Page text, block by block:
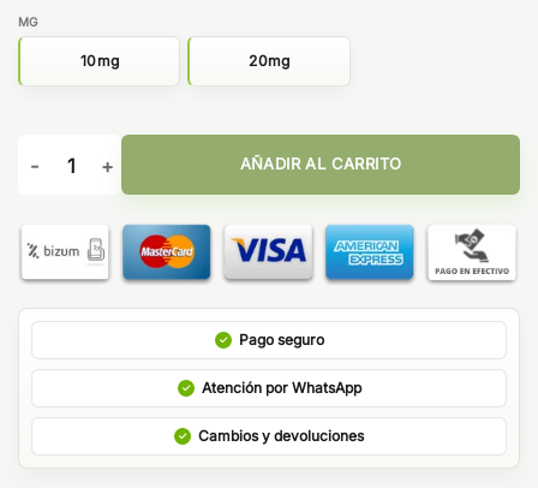
MG
10mg 20mg
Ivg Salt Frozen Cherries 10ml cantidad
AÑADIR AL CARRITO
Pago seguro
Atención por WhatsApp
Cambios y devoluciones